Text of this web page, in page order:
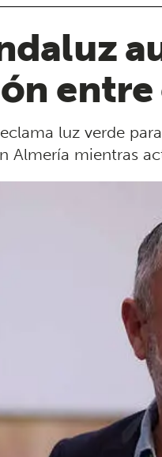
entre
luz verde
Almería mientras